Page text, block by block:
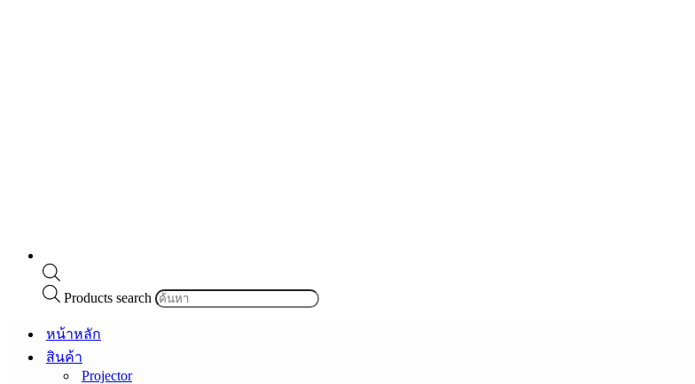
Products search
หน้าหลัก
สินค้า
Projector